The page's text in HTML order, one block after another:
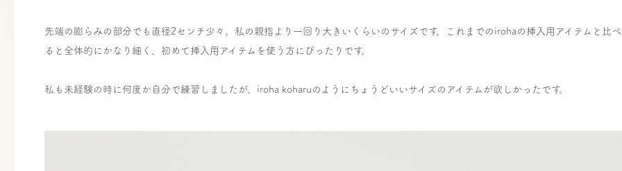
先端の膨らみの部分でも直径2センチ少々。私の親指より一回り大きいくらいのサイズです。これまでのirohaの挿入用アイテムと比べ
ると全体的にかなり細く、初めて挿入用アイテムを使う方にぴったりです。
私も未経験の時に何度か自分で練習しましたが、iroha koharuのようにちょうどいいサイズのアイテムが欲しかったです。